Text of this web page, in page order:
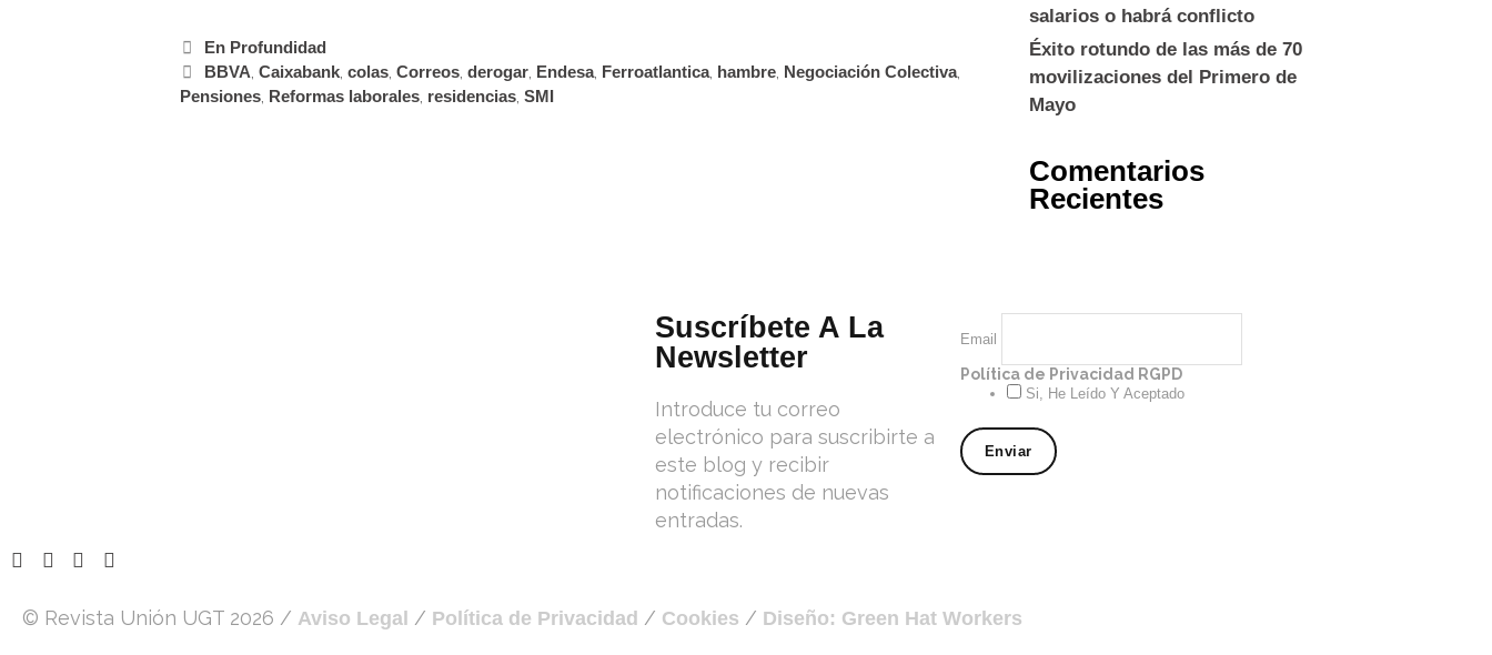
En Profundidad
BBVA,Caixabank,colas,Correos,derogar, Endesa, Ferroatlantica, hambre, Negociación Colectiva,
Pensiones, Reformas laborales, residencias, SMI
salarios o habrá conflicto
Éxito rotundo de las más de 70
movilizaciones del Primero de
Mayo
Comentarios
Recientes
Suscríbete A La
Newsletter
Introduce tu correo
electrónico para suscribirte a
este blog y recibir
notificaciones de nuevas
entradas.
Email
Política de Privacidad RGPD
Si, He Leído Y Aceptado
© Revista Unión UGT 2026 / Aviso Legal / Política de Privacidad / Cookies / Diseño: Green Hat Workers